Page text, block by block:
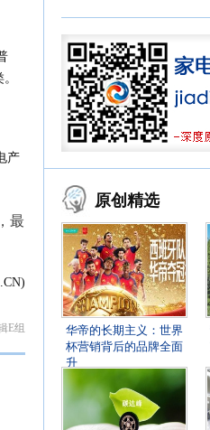
产
最
E组
原创精选
华帝的长期主义：世界
杯营销背后的品牌全面
升